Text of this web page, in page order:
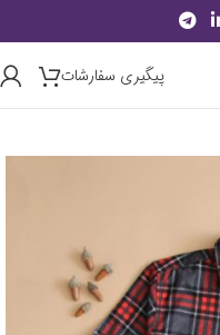
پیگیری سفارشات